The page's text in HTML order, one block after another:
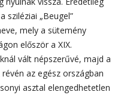
sziléziai „Beugel”
mely a sütemény
először a XIX.
vált népszerűvé, majd a
az egész országban
asztal elengedhetetlen